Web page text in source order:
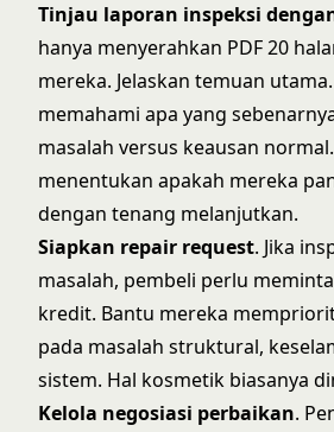
Tinjau laporan inspeksi
hanya menyerahkan PDF 20
mereka. Jelaskan temuan
memahami apa yang
masalah versus keausan
menentukan apakah mereka
dengan tenang melanjutkan.
Siapkan repair request. Jika
masalah, pembeli perlu
kredit. Bantu mereka
pada masalah struktural,
sistem. Hal kosmetik biasanya
Kelola negosiasi perbaikan.